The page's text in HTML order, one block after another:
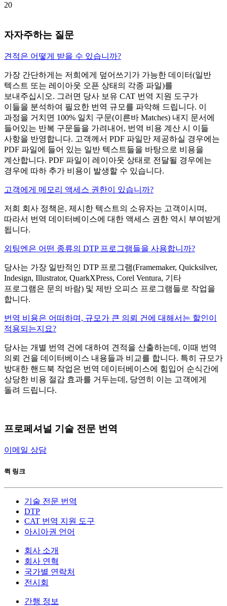
20
자자주하는 질문
견적은 어떻게 받을 수 있습니까?
가장 간단하게는 저희에게 덮어쓰기가 가능한 데이터(일반
텍스트 또는 레이아웃 오픈 상태의 각종 파일)를
보내주십시오. 그러면 당사 보유 CAT 번역 지원 도구가
이들을 분석하여 필요한 번역 규모를 파악해 드립니다. 이
과정을 거치면 100% 일치 구문(이른바 Matches) 내지 문서에
들어있는 반복 구문들을 가려내어, 번역 비용 계산 시 이들
사항을 반영합니다. 고객께서 PDF 파일만 제공하실 경우에는
PDF 파일에 들어 있는 일반 텍스트들을 바탕으로 비용을
계산합니다. PDF 파일이 레이아웃 상태로 전달될 경우에는
경우에 따하 추가 비용이 발생할 수 있습니다.
고객에게 메모리 액세스 권한이 있습니까?
저희 회사 정책은, 제시한 텍스트의 소유자는 고객이시며,
따라서 번역 데이터베이스에 대한 액세스 권한 역시 부여받게
됩니다.
외팅엔은 어떤 종류의 DTP 프로그램들을 사용합니까?
당사는 가장 일반적인 DTP 프로그램(Framemaker, Quicksilver,
Indesign, Illustrator, QuarkXPress, Corel Ventura, 기타
프로그램은 문의 바람) 및 제반 오피스 프로그램들로 작업을
합니다.
번역 비용은 어떠하며, 규모가 큰 의뢰 건에 대해서는 할인이
적용되는지요?
당사는 개별 번역 건에 대하여 견적을 산출하는데, 이때 번역
의뢰 건을 데이터베이스 내용들과 비교를 합니다. 특히 규모가
방대한 핸드북 작업은 번역 데이터베이스에 힘입어 순식간에
상당한 비용 절감 효과를 거두는데, 당연히 이는 고객에게
돌려 드립니다.
프로페셔널 기술 전문 번역
이메일 상담
퀵 링크
기술 전문 번역
DTP
CAT 번역 지원 도구
아시아권 언어
회사 소개
회사 연혁
국가별 연락처
전시회
간행 정보